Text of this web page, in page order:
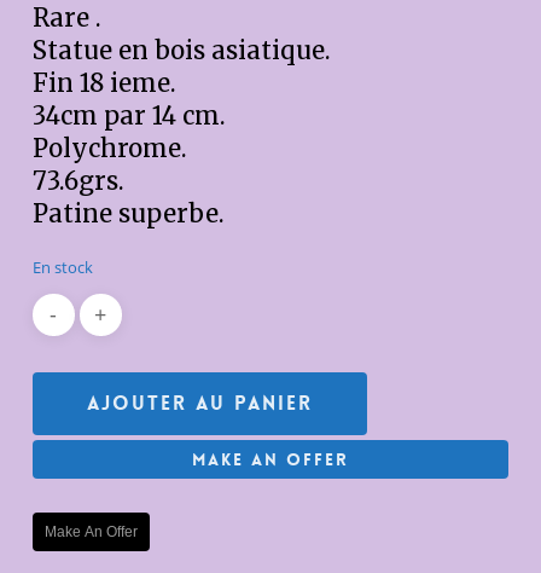
était :
350,00€.
est :
250,00€.
Rare .
Statue en bois asiatique.
Fin 18 ieme.
34cm par 14 cm.
Polychrome.
73.6grs.
Patine superbe.
En stock
Ajouter Au Panier
Make An Offer
Make An Offer